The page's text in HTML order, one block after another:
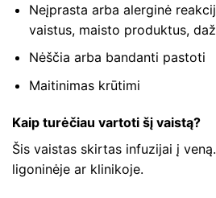
Neįprasta arba alerginė
vaistus, maisto produktus,
Nėščia arba bandanti pastoti
Maitinimas krūtimi
Kaip turėčiau vartoti šį vaistą?
Šis vaistas skirtas infuzijai į
ligoninėje ar klinikoje.